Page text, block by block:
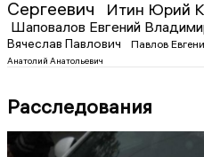
Сергеевич
Итин Юрий
Шаповалов Евгений
Вячеслав Павлович
Павлов
Анатолий Анатольевич
Расследования